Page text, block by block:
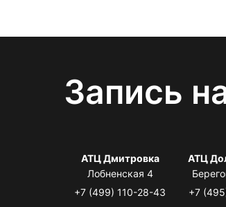
Запись
АТЦ Дмитровка
Лобненская 4
+7 (499) 110-28-43
АТЦ
+7